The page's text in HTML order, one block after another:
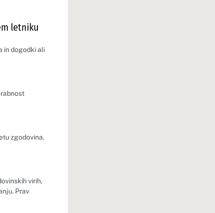
letniku
in dogodki ali
zgodovina.
virih,
Prav